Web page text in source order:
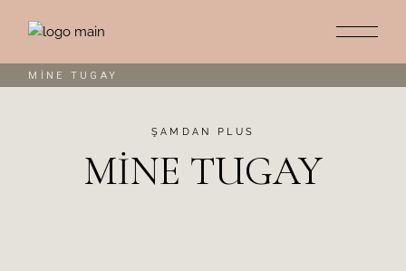
MİNE TUGAY
ŞAMDAN PLUS
MİNE TUGAY